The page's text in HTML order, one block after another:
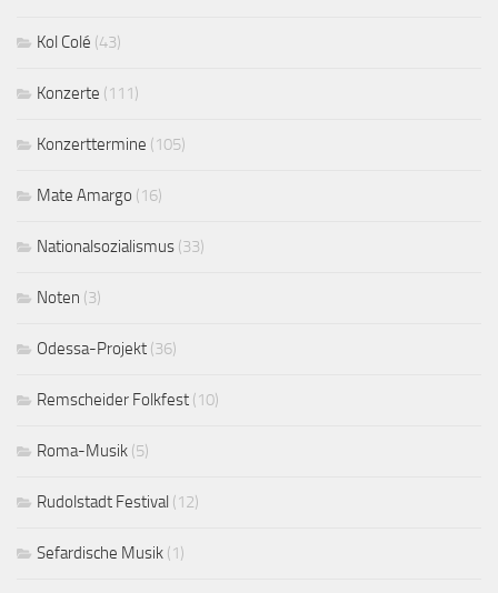
Kol Colé (43)
Konzerte (111)
Konzerttermine (105)
Mate Amargo (16)
Nationalsozialismus (33)
Noten (3)
Odessa-Projekt (36)
Remscheider Folkfest (10)
Roma-Musik (5)
Rudolstadt Festival (12)
Sefardische Musik (1)